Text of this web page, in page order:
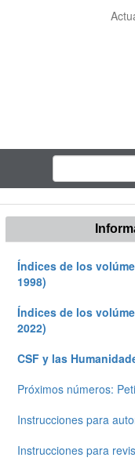
Índices de los
1998)
Índices de los
2022)
CSF y las
Próximos números:
Instrucciones para
Instrucciones para